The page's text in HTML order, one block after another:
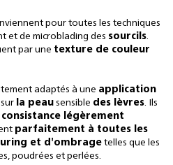
pour toutes les techniques
et de microblading des sourcils.
par une texture de couleur
adaptés à une application
sur la peau sensible des lèvres. Ils
consistance légèrement
parfaitement à toutes les
et d'ombrage telles que les
poudrées et perlées.